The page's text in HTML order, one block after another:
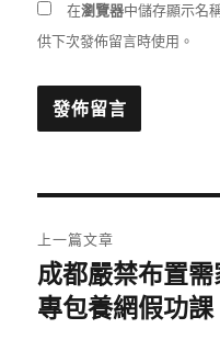
在瀏覽器中儲存顯示名
供下次發佈留言時使用。
章
導
上一篇文章
上
一
成都嚴禁布置
專包養網假功課